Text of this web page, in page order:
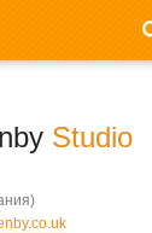
Studio